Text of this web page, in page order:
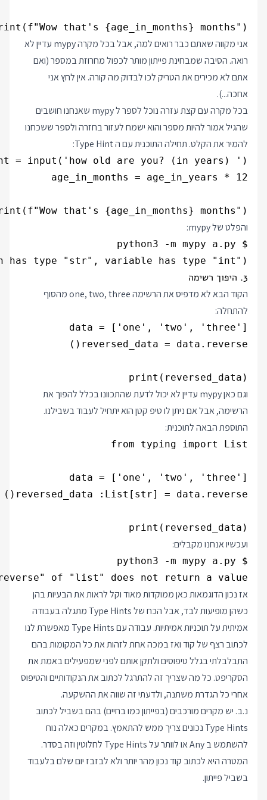
that's {age_in_months} months")
אני מקווה שאתם כבר רואים למה, אבל בכל מקרה mypy עדיין לא
רואה. הסיבה שמבחינת פייתון מותר לכפול מחרוזת במספר (ואם
אתם לא מכירים את הטריק לכו לבדוק מה קורה. אין לחץ אני
אחכה...).
בכל מקרה עם קצת עזרה נוכל לספר ל mypy שאנחנו חושבים
שהגיל אמור להיות מספר והוא ישמח לעזור בחזרה ולספר ששכחנו
להמיר את הקלט. תחילה התוכנית עם ה Type Hint:
that's {age_in_months} months")
והפלט של mypy:
has type "str", variable has type "int")
3. היפוך רשימה
הקוד הבא לא מדפיס את הרשימה one, two, three מהסוף
להתחלה:
print(reversed_data)
וגם כאן mypy עדיין לא יכול לדעת שהתכוונו בכלל להפוך את
הרשימה, אבל אם ניתן לו טיפ קטן הוא יתחיל לעבוד בשבילנו.
התוספת הבאה לתוכנית:
print(reversed_data)
ועכשיו אנחנו מקבלים:
of "list" does not return a value
אז נכון הדוגמאות כאן ממוקדות מאוד וקל לראות את הבעיות בהן
כשהן מופיעות לבד, אבל הכח של Type Hints מתגלה בעבודה
אמיתית על תוכניות אמיתיות. עבודה עם Type Hints מאפשרת לנו
לכתוב רצף של קוד ואז במכה אחת לזהות את כל המקומות בהם
התבלבלתי בגלל טיפוסים ולתקן אותם לפני שמפעילים באמת את
הסקריפט. כל מה שצריך זה להתרגל לכתוב את הנקודותיים והטיפוס
אחרי כל הגדרת משתנה, ולדעתי זה שווה את ההשקעה.
נ.ב. יש מקרים מורכבים (בפייתון כמו בחיים) בהם בשביל לכתוב
Type Hints נכונים צריך ממש להתאמץ. במקרים כאלה נוח
להשתמש ב Any או לוותר על Type Hints לחלוטין וזה בסדר.
המטרה היא לכתוב קוד נכון מהר יותר ולא לבזבז יום שלם בלעבוד
בשביל פייתון.